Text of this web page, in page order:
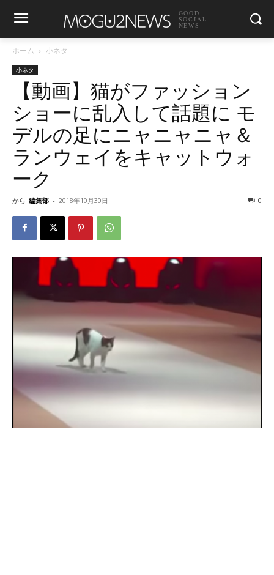
GOOD
SOCIAL
NEWS
ホーム 小ネタ
小ネタ
【動画】猫がファッション
ショーに乱入して話題に モ
デルの足にニャニャニャ＆
ランウェイをキャットウォ
ーク
から 編集部 - 2018年10月30日 0